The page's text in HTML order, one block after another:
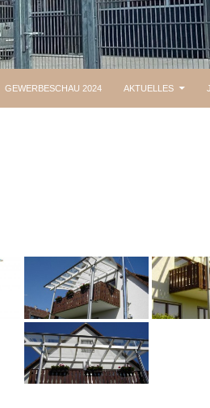
GEWERBESCHAU 2024 AKTUELLES